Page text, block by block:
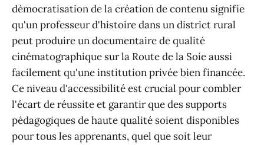
démocratisation de la création de contenu signifie
qu'un professeur d'histoire dans un district rural
peut produire un documentaire de qualité
cinématographique sur la Route de la Soie aussi
facilement qu'une institution privée bien financée.
Ce niveau d'accessibilité est crucial pour combler
l'écart de réussite et garantir que des supports
pédagogiques de haute qualité soient disponibles
pour tous les apprenants, quel que soit leur